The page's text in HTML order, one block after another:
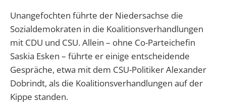
Unangefochten führte der Niedersachse die
Sozialdemokraten in die Koalitionsverhandlungen
mit CDU und CSU. Allein – ohne Co-Parteichefin
Saskia Esken – führte er einige entscheidende
Gespräche, etwa mit dem CSU-Politiker Alexander
Dobrindt, als die Koalitionsverhandlungen auf der
Kippe standen.